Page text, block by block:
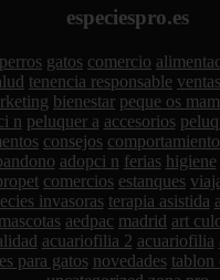
especiespro.es
perros gatos comercio
tenencia responsable ventas
bienestar peque os
n peluquer a accesorios
consejos comportamiento
adopci n ferias higiene
comercios estanques
invasoras terapia asistida
mascotas aedpac madrid art
acuariofilia 2 acuariofilia
para gatos novedades tablon